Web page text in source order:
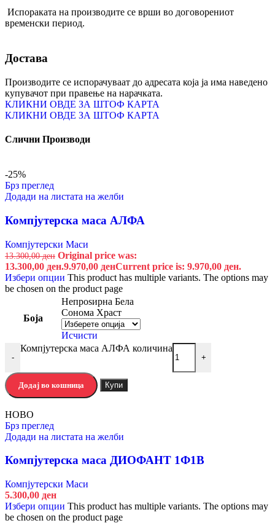
Испораката на производите се врши во договорениот
временски период.
Достава
Производите се испорачуваат до адресата која ја има наведено
купувачот при правење на нарачката.
КЛИКНИ ОВДЕ ЗА ШТОФ КАРТА
КЛИКНИ ОВДЕ ЗА ШТОФ КАРТА
Слични Производи
-25%
Брз преглед
Додади на листата на желби
Компјутерска маса АЛФА
Компјутерски Маси
13.300,00ден Original price was:
13.300,00 ден.9.970,00 денCurrent price is: 9.970,00 ден.
Избери опции This product has multiple variants. The options may
be chosen on the product page
Боја
Непроѕирна Бела
Сонома Храст
Исчисти
-
Компјутерска маса АЛФА количина
+
Додај во кошница Купи
НОВО
Брз преглед
Додади на листата на желби
Компјутерска маса ДИОФАНТ 1Ф1В
Компјутерски Маси
5.300,00 ден
Избери опции This product has multiple variants. The options may
be chosen on the product page